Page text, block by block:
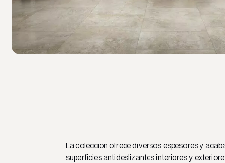
La colección ofrece diversos espesores y
superficies antideslizantes interiores y